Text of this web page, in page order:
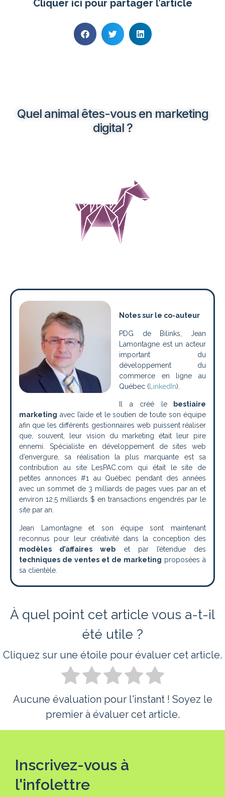
Cliquer ici pour partager l’article
Quel animal êtes-vous en marketing
digital ?
Notes sur le co-auteur
PDG de Bilinks, Jean
Lamontagne est un acteur
important du
développement du
commerce en ligne au
Québec ( LinkedIn).
Il a créé lebestiaire
marketing avec l’aide et le soutien de toute son équipe
afin que les différents gestionnaires web puissent réaliser
que, souvent, leur vision du marketing était leur pire
ennemi. Spécialiste en développement de sites web
d’envergure, sa réalisation la plus marquante est sa
contribution au site LesPAC.com qui était le site de
petites annonces #1 au Québec pendant des années
avec un sommet de 3 milliards de pages vues par an et
environ 12.5 milliards $ en transactions engendrés par le
site par an.
Jean Lamontagne et son équipe sont maintenant
reconnus pour leur créativité dans la conception des
modèles d’affaires web et par l’étendue des
techniques de ventes et de marketing proposées à
sa clientèle.
À quel point cet article vous a-t-il
été utile ?
Cliquez sur une étoile pour évaluer cet article.
Aucune évaluation pour l'instant ! Soyez le
premier à évaluer cet article.
Inscrivez-vous à
l'infolettre